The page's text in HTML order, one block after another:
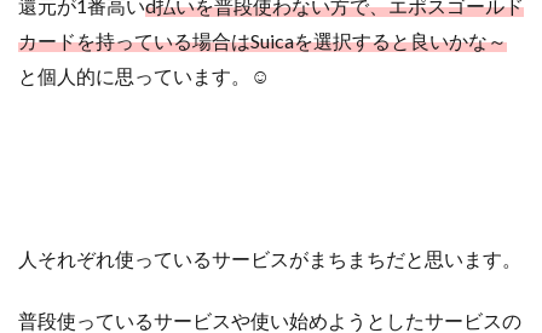
還元が1番高いd払いを普段使わない方で、エポスゴールド
カードを持っている場合はSuicaを選択すると良いかな～
と個人的に思っています。☺︎
人それぞれ使っているサービスがまちまちだと思います。
普段使っているサービスや使い始めようとしたサービスの